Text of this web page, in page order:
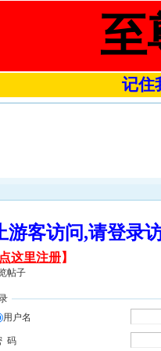
至
记住
游客访问,请登
点这里注册】
帖子
用户名
码